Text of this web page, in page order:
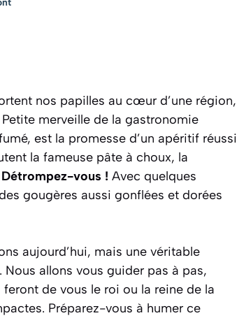
nos papilles au cœur d’une région,
merveille de la gastronomie
est la promesse d’un apéritif réussi
la fameuse pâte à choux, la
Détrompez-vous ! Avec quelques
gougères aussi gonflées et dorées
aujourd’hui, mais une véritable
allons vous guider pas à pas,
de vous le roi ou la reine de la
Préparez-vous à humer ce